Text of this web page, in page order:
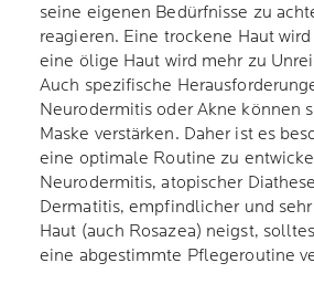
seine eigenen Bedürfnisse zu
reagieren. Eine trockene Haut
eine ölige Haut wird mehr zu
Auch spezifische
Neurodermitis oder Akne können
Maske verstärken. Daher ist es
eine optimale Routine zu
Neurodermitis, atopischer
Dermatitis, empfindlicher und
Haut (auch Rosazea) neigst,
eine abgestimmte Pflegeroutine